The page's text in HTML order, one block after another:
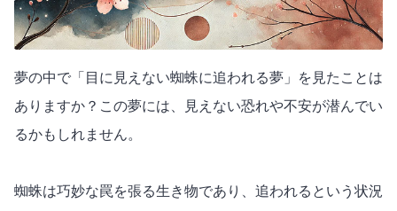
夢の中で「目に見えない蜘蛛に追われる夢」を見たことは
ありますか？この夢には、見えない恐れや不安が潜んでい
るかもしれません。
蜘蛛は巧妙な罠を張る生き物であり、追われるという状況